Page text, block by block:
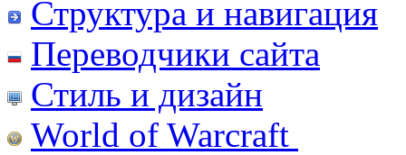
Структура и навигация
Переводчики сайта
Стиль и дизайн
World of Warcraft